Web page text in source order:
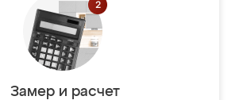
Замер и расчет